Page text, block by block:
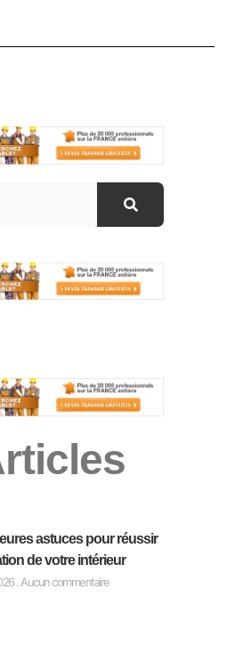
astuces pour réussir
de votre intérieur
Aucun commentaire